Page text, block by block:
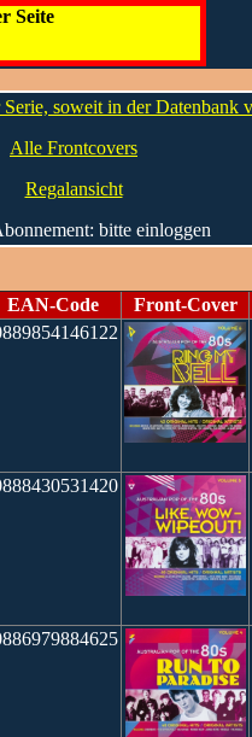
Seite
60s / 70s / 80s [AU]
soweit in der Datenbank
Alle Frontcovers
Regalansicht
bitte einloggen
EAN-Code
Front-Cover